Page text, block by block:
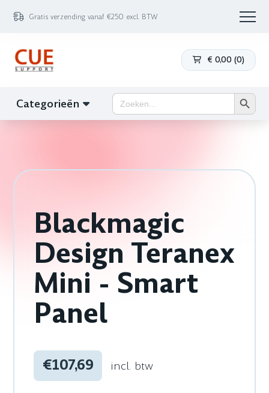
Gratis verzending vanaf €250 excl. BTW
€ 0,00 (0)
Categorieën Zoek
naar:
Blackmagic
Design Teranex
Mini - Smart
Panel
€107,69 incl. btw